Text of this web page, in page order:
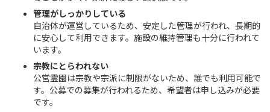
管理がしっかりしている
自治体が運営しているため、安定した管理が行われ、長期的
に安心して利用できます。施設の維持管理も十分に行われて
います。
宗教にとらわれない
公営霊園は宗教や宗派に制限がないため、誰でも利用可能で
す。公募での募集が行われるため、希望者は申し込みが必要
です。